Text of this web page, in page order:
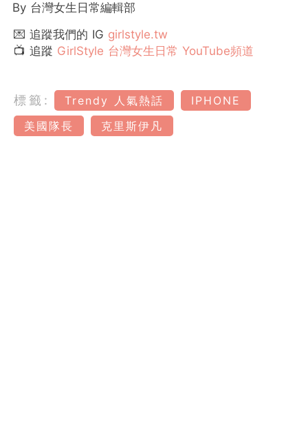
By 台灣女生日常編輯部
💌 追蹤我們的 IG girlstyle.tw
📺 追蹤 GirlStyle 台灣女生日常 YouTube頻道
標籤: Trendy 人氣熱話
IPHONE
美國隊長
克里斯伊凡